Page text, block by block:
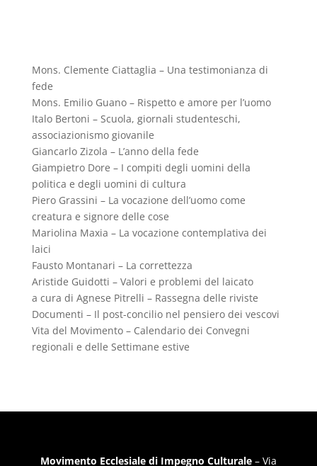
Mons. Clemente Ciattaglia – Una testimonianza di
fede
Mons. Emilio Guano – Rispetto e amore per l’uomo
Italo Bertoni – Scuola, giornali studenteschi,
associazionismo giovanile
Giancarlo Zizola – L’anno della fede
Giampietro Dore – I compiti degli uomini della
politica e degli uomini di cultura
Piero Grassini – La vocazione dell’uomo come
creatura e signore delle cose
Mariolina Maxia – La vocazione contemplativa dei
laici
Fausto Montanari – La correttezza
Aristide Guidotti – Valori e problemi del laicato
a cura di Agnese Pitrelli – Rassegna delle riviste
Documenti – Il post-concilio nel pensiero dei vescovi
Vita del Movimento – Calendario dei Convegni
regionali e delle Settimane estive
Movimento Ecclesiale di Impegno Culturale– Via